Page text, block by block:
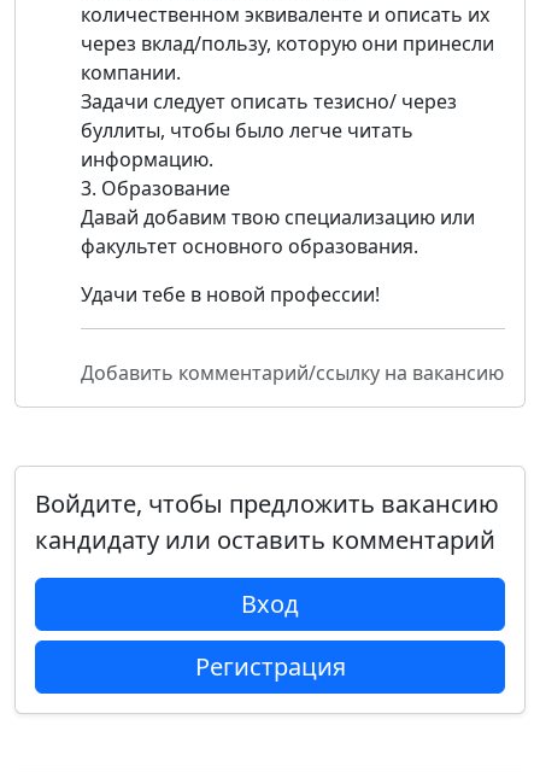
количественном эквиваленте и описать их
через вклад/пользу, которую они принесли
компании.
Задачи следует описать тезисно/ через
буллиты, чтобы было легче читать
информацию.
3. Образование
Давай добавим твою специализацию или
факультет основного образования.
Удачи тебе в новой профессии!
Добавить комментарий/ссылку на вакансию
Войдите, чтобы предложить вакансию
кандидату или оставить комментарий
Вход
Регистрация